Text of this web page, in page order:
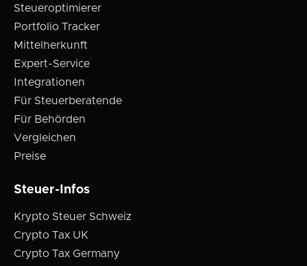
Steueroptimierer
Portfolio Tracker
Mittelherkunft
Expert-Service
Integrationen
Für Steuerberatende
Für Behörden
Vergleichen
Preise
Steuer-Infos
Krypto Steuer Schweiz
Crypto Tax UK
Crypto Tax Germany